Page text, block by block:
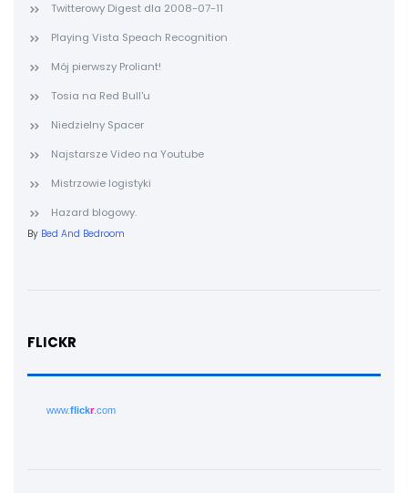
Twitterowy Digest dla 2008-07-11
Playing Vista Speach Recognition
Mój pierwszy Proliant!
Tosia na Red Bull'u
Niedzielny Spacer
Najstarsze Video na Youtube
Mistrzowie logistyki
Hazard blogowy.
By Bed And Bedroom
FLICKR
www.flickr.com